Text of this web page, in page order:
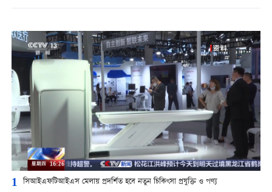
1 সিআইএফটিআইএস মেলায় প্রদর্শিত হবে নতুন চিকিৎসা প্রযুক্তি ও পণ্য